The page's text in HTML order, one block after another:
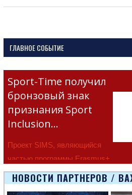
ГЛАВНОЕ СОБЫТИЕ
Sport-Time получил
бронзовый знак
признания Sport
Inclusion…
Проект SIMS, являющийся
частью программы Erasmus+
Европейско
НОВОСТИ ПАРТНЕРОВ /